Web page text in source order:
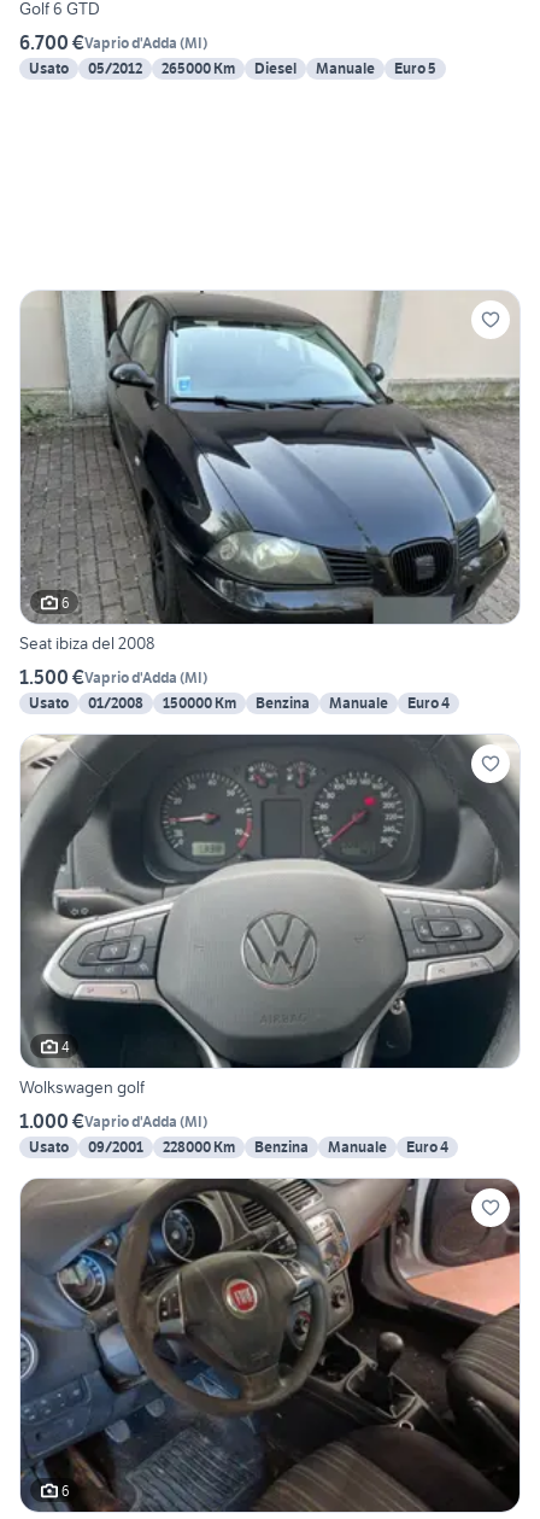
Golf 6 GTD
6.700 €Vaprio d'Adda (MI)
Usato
05/2012 265000 Km Diesel Manuale Euro 5
6
Seat ibiza del 2008
1.500 €Vaprio d'Adda (MI)
Usato
01/2008 150000 Km Benzina Manuale Euro 4
4
Wolkswagen golf
1.000 €Vaprio d'Adda (MI)
Usato
09/2001 228000 Km Benzina Manuale Euro 4
6